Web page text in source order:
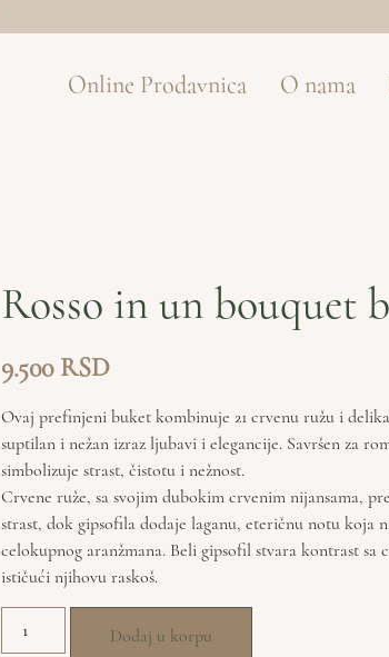
Online Prodavnica O nama
Rosso in un bouquet
9.500
Ovaj prefinjeni buket kombinuje 21 crvenu ružu i
suptilan i nežan izraz ljubavi i elegancije. Savršen za
simbolizuje strast, čistotu i nežnost.
Crvene ruže, sa svojim dubokim crvenim nijansama,
strast, dok gipsofila dodaje laganu, eteričnu notu koja
celokupnog aranžmana. Beli gipsofil stvara kontrast sa
ističući njihovu raskoš.
Dodaj u korpu